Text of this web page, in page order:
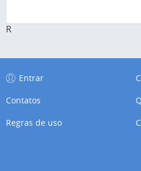
R
Entrar
Contatos
Regras de uso